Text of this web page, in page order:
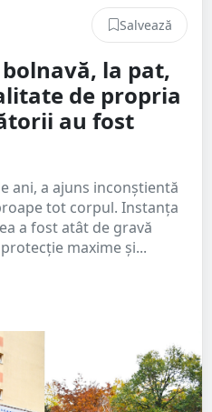
Salvează
la pat,
de propria
au fost
ani, a ajuns inconștientă
tot corpul. Instanța
a fost atât de gravă
maxime și...